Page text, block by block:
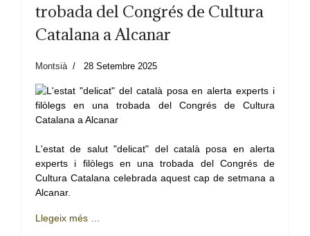
trobada del Congrés de Cultura
Catalana a Alcanar
Montsià 28 Setembre 2025
L'estat de salut "delicat" del català posa en alerta
experts i filòlegs en una trobada del Congrés de
Cultura Catalana celebrada aquest cap de setmana a
Alcanar.
Llegeix més …